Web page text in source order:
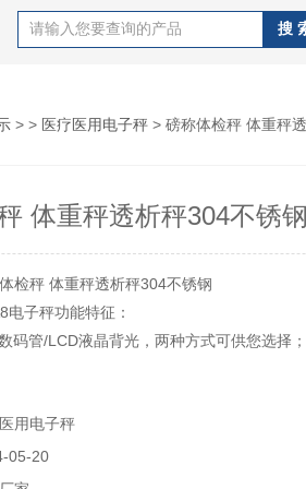
> > 医疗医用电子秤 > 磅称体检秤 体重秤
体重秤透析秤304不锈钢
检秤 体重秤透析秤304不锈钢
电子秤功能特征：
码管/LCD液晶背光，两种方式可供您选择；
/克/磅)三种国际常用单位自由转换；
用电子秤
05-20